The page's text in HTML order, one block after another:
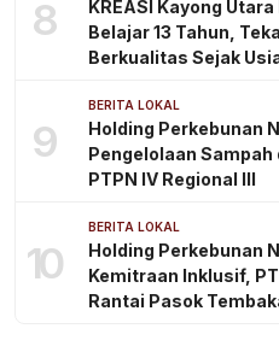
8
KREASI Kayong
Belajar 13 Tahun,
Berkualitas Sejak
9
BERITA LOKAL
Holding Perkebunan
Pengelolaan Sampah
PTPN IV Regional III
10
BERITA LOKAL
Holding Perkebunan
Kemitraan Inklusif,
Rantai Pasok